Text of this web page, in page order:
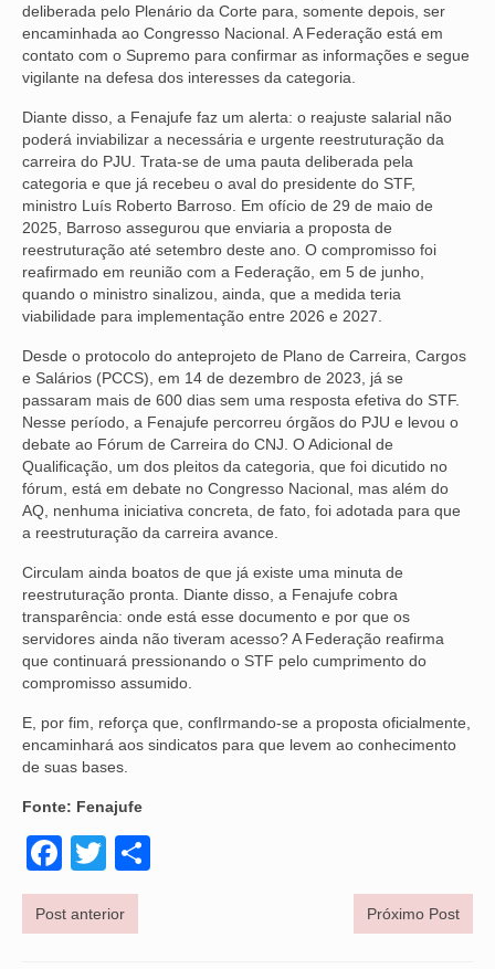
BAURU
PRESIDENTE PRUDENTE
RIBEIRÃO PRETO
SÃO JOSÉ DOS CAMPOS
SÃO JOSÉ DO RIO PRETO
SOROCABA
NOTÍCIAS
VÍDEOS
CONVÊNIOS
SINDICALIZE-SE
JURÍDICO
APOSENTADOS
AGENTES DE POLÍCIA JUDICIAL
ANALISTAS JUDICIÁRIOS
ACESSIBILIDADE E INCLUSÃO
MULHERES
OFICIAIS DE JUSTIÇA
SAÚDE
deliberada pelo Plenário da Corte para, somente depois, ser
encaminhada ao Congresso Nacional. A Federação está em
contato com o Supremo para confirmar as informações e segue
vigilante na defesa dos interesses da categoria.
Diante disso, a Fenajufe faz um alerta: o reajuste salarial não
poderá inviabilizar a necessária e urgente reestruturação da
carreira do PJU. Trata-se de uma pauta deliberada pela
categoria e que já recebeu o aval do presidente do STF,
ministro Luís Roberto Barroso. Em ofício de 29 de maio de
2025, Barroso assegurou que enviaria a proposta de
reestruturação até setembro deste ano. O compromisso foi
reafirmado em reunião com a Federação, em 5 de junho,
quando o ministro sinalizou, ainda, que a medida teria
viabilidade para implementação entre 2026 e 2027.
Desde o protocolo do anteprojeto de Plano de Carreira, Cargos
e Salários (PCCS), em 14 de dezembro de 2023, já se
passaram mais de 600 dias sem uma resposta efetiva do STF.
Nesse período, a Fenajufe percorreu órgãos do PJU e levou o
debate ao Fórum de Carreira do CNJ. O Adicional de
Qualificação, um dos pleitos da categoria, que foi dicutido no
fórum, está em debate no Congresso Nacional, mas além do
AQ, nenhuma iniciativa concreta, de fato, foi adotada para que
a reestruturação da carreira avance.
Circulam ainda boatos de que já existe uma minuta de
reestruturação pronta. Diante disso, a Fenajufe cobra
transparência: onde está esse documento e por que os
servidores ainda não tiveram acesso? A Federação reafirma
que continuará pressionando o STF pelo cumprimento do
compromisso assumido.
E, por fim, reforça que, confIrmando-se a proposta oficialmente,
encaminhará aos sindicatos para que levem ao conhecimento
de suas bases.
Fonte: Fenajufe
Facebook
Twitter
Post anterior Próximo Post